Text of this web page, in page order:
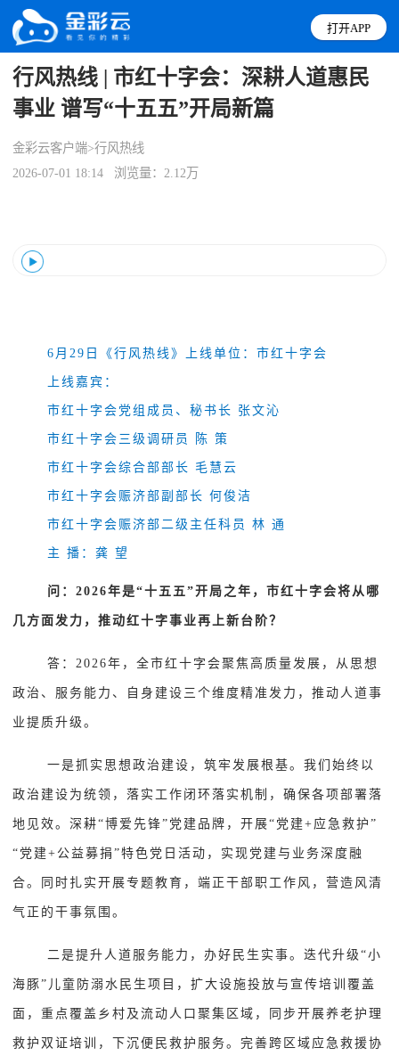
打开APP
行风热线 | 市红十字会：深耕人道惠民
事业 谱写“十五五”开局新篇
金彩云客户端>行风热线
2026-07-01 18:14
浏览量：2.12万
6月29日《行风热线》上线单位：市红十字会
上线嘉宾：
市红十字会党组成员、秘书长 张文沁
市红十字会三级调研员 陈 策
市红十字会综合部部长 毛慧云
市红十字会赈济部副部长 何俊洁
市红十字会赈济部二级主任科员 林 通
主 播：龚 望
问：2026年是“十五五”开局之年，市红十字会将从哪
几方面发力，推动红十字事业再上新台阶？
答：2026年，全市红十字会聚焦高质量发展，从思想
政治、服务能力、自身建设三个维度精准发力，推动人道事
业提质升级。
一是抓实思想政治建设，筑牢发展根基。我们始终以
政治建设为统领，落实工作闭环落实机制，确保各项部署落
地见效。深耕“博爱先锋”党建品牌，开展“党建+应急救护”
“党建+公益募捐”特色党日活动，实现党建与业务深度融
合。同时扎实开展专题教育，端正干部职工作风，营造风清
气正的干事氛围。
二是提升人道服务能力，办好民生实事。迭代升级“小
海豚”儿童防溺水民生项目，扩大设施投放与宣传培训覆盖
面，重点覆盖乡村及流动人口聚集区域，同步开展养老护理
救护双证培训，下沉便民救护服务。完善跨区域应急救援协